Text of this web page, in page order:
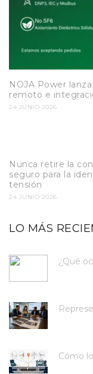
NOJA Power
remoto e
24 JUNIO 2026
Nunca retire la
seguro para la
tensión
24 JUNIO 2026
LO MÁS
¿Qué
Cómo